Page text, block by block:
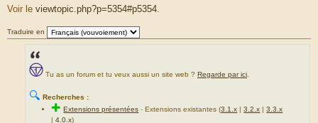
a
g
Voir le viewtopic.php?p=5354#p5354
Traduire en
Tu as un forum et tu veux aussi un site web ? Regarde par ici.
🔍 Recherches :
✚Extensions présentées -Extensions existantes (3.1.x |3.2.x |3.3.x
|4.0.x)